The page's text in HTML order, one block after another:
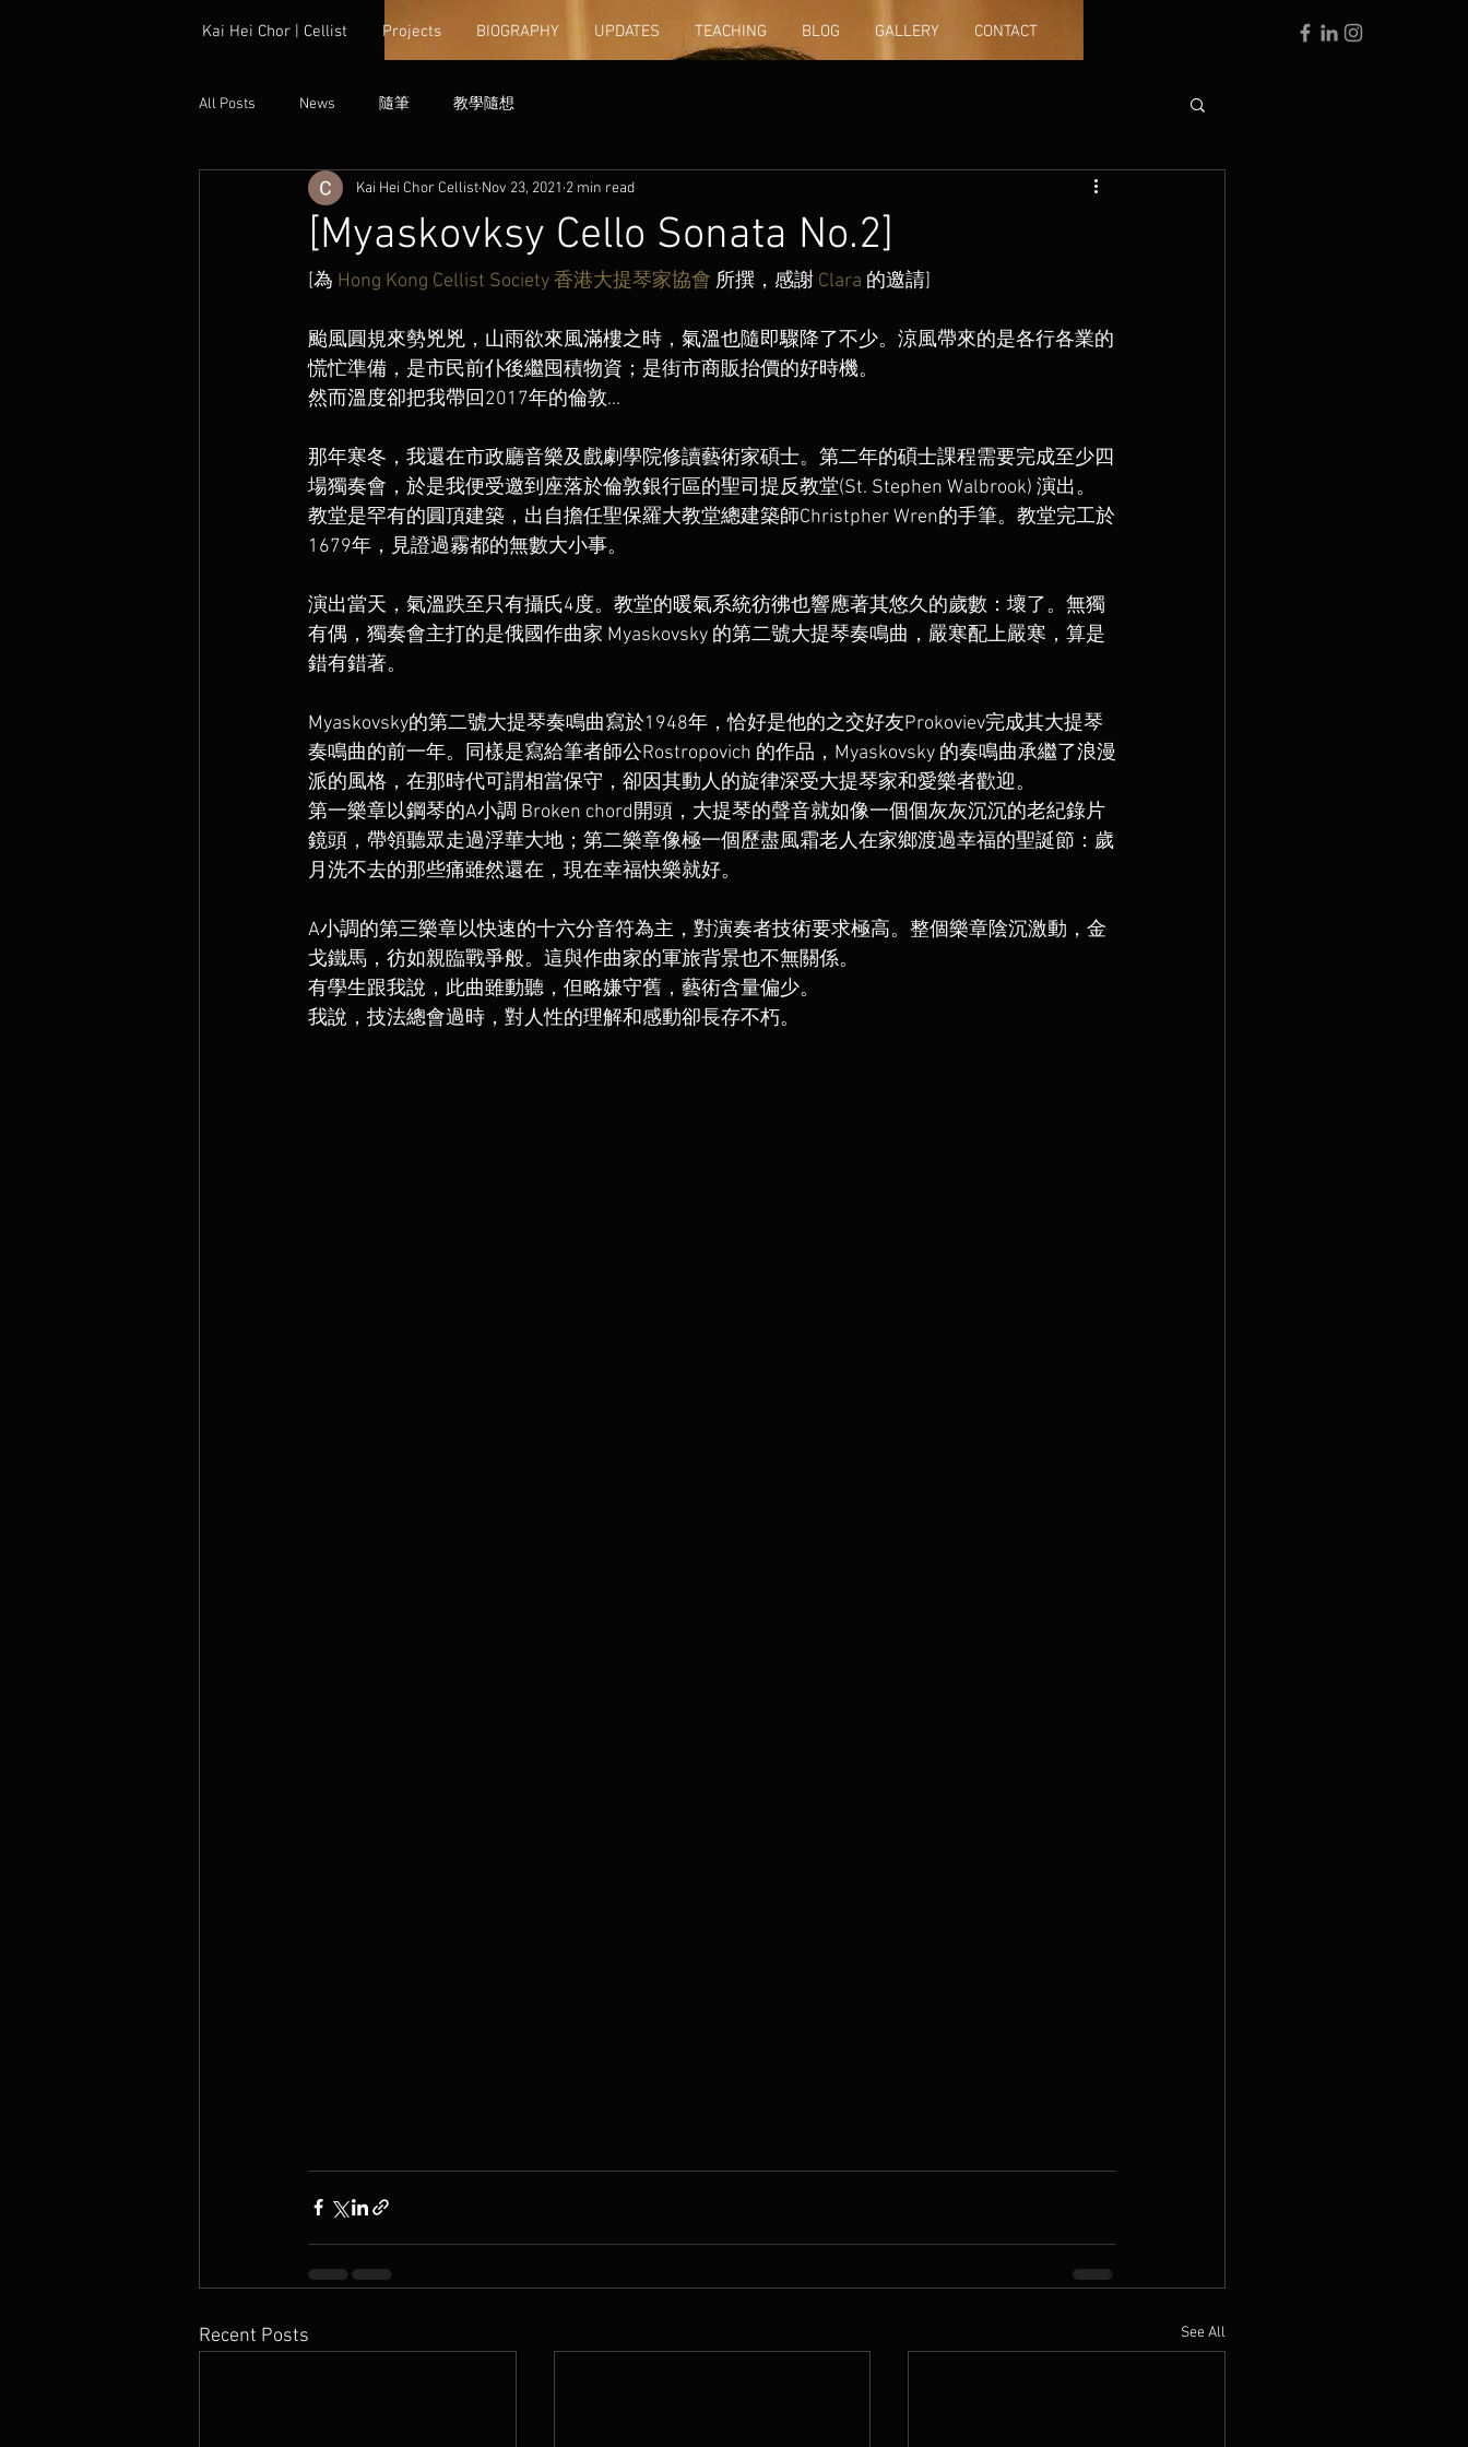
Kai Hei Chor | Cellist Projects BIOGRAPHY UPDATES TEACHING BLOG GALLERY CONTACT
All Posts News 隨筆 教學隨想
[Myaskovksy Cello Sonata No.2]
Kai Hei Chor Cellist Nov 23, 2021 2 min read
[為 Hong Kong Cellist Society 香港大提琴家協會 所撰，感謝 Clara 的邀請]
颱風圓規來勢兇兇，山雨欲來風滿樓之時，氣溫也隨即驟降了不少。涼風帶來的是各行各業的
慌忙準備，是市民前仆後繼囤積物資；是街市商販抬價的好時機。
然而溫度卻把我帶回2017年的倫敦...
那年寒冬，我還在市政廳音樂及戲劇學院修讀藝術家碩士。第二年的碩士課程需要完成至少四
場獨奏會，於是我便受邀到座落於倫敦銀行區的聖司提反教堂(St. Stephen Walbrook) 演出。
教堂是罕有的圓頂建築，出自擔任聖保羅大教堂總建築師Christpher Wren的手筆。教堂完工於
1679年，見證過霧都的無數大小事。
演出當天，氣溫跌至只有攝氏4度。教堂的暖氣系統彷彿也響應著其悠久的歲數：壞了。無獨
有偶，獨奏會主打的是俄國作曲家 Myaskovsky 的第二號大提琴奏鳴曲，嚴寒配上嚴寒，算是
錯有錯著。
Myaskovsky的第二號大提琴奏鳴曲寫於1948年，恰好是他的之交好友Prokoviev完成其大提琴
奏鳴曲的前一年。同樣是寫給筆者師公Rostropovich 的作品，Myaskovsky 的奏鳴曲承繼了浪漫
派的風格，在那時代可謂相當保守，卻因其動人的旋律深受大提琴家和愛樂者歡迎。
第一樂章以鋼琴的A小調 Broken chord開頭，大提琴的聲音就如像一個個灰灰沉沉的老紀錄片
鏡頭，帶領聽眾走過浮華大地；第二樂章像極一個歷盡風霜老人在家鄉渡過幸福的聖誕節：歲
月洗不去的那些痛雖然還在，現在幸福快樂就好。
A小調的第三樂章以快速的十六分音符為主，對演奏者技術要求極高。整個樂章陰沉激動，金
戈鐵馬，彷如親臨戰爭般。這與作曲家的軍旅背景也不無關係。
有學生跟我說，此曲雖動聽，但略嫌守舊，藝術含量偏少。
我說，技法總會過時，對人性的理解和感動卻長存不朽。
Recent Posts See All